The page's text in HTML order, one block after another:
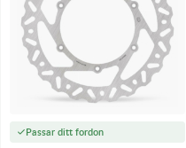
Passar ditt fordon